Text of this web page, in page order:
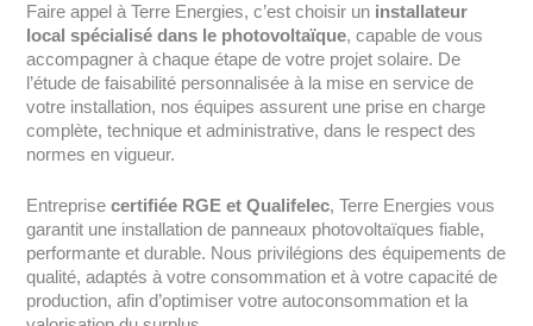
Faire appel à Terre Energies, c’est choisir un installateur
local spécialisé dans le photovoltaïque, capable de vous
accompagner à chaque étape de votre projet solaire. De
l’étude de faisabilité personnalisée à la mise en service de
votre installation, nos équipes assurent une prise en charge
complète, technique et administrative, dans le respect des
normes en vigueur.
Entreprisecertifiée RGE et Qualifelec, Terre Energies vous
garantit une installation de panneaux photovoltaïques fiable,
performante et durable. Nous privilégions des équipements de
qualité, adaptés à votre consommation et à votre capacité de
production, afin d’optimiser votre autoconsommation et la